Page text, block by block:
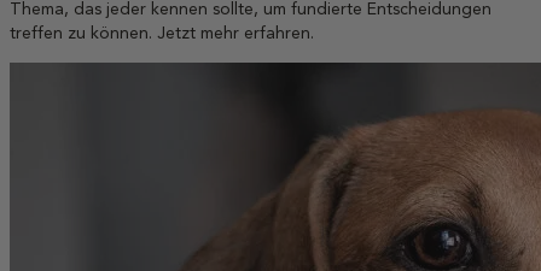
Thema, das jeder kennen sollte, um fundierte Entscheidungen
treffen zu können. Jetzt mehr erfahren.